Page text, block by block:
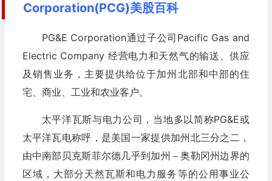
Corporation(PCG)美股百科
PG&E Corporation通过子公司Pacific Gas and
Electric Company 经营电力和天然气的输送、供应
及销售业务，主要提供给位于加州北部和中部的住
宅、商业、工业和农业客户。
太平洋瓦斯与电力公司，当地多以简称PG&E或
太平洋瓦电称呼，是美国一家提供加州北三分之二，
由中南部贝克斯菲尔德几乎到加州－奥勒冈州边界的
区域，大部分天然瓦斯和电力服务等的公用事业公